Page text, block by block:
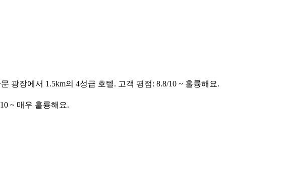
광장에서 1.5km의 4성급 호텔. 고객 평점: 8.8/10 ~ 훌륭해요.
~ 매우 훌륭해요.